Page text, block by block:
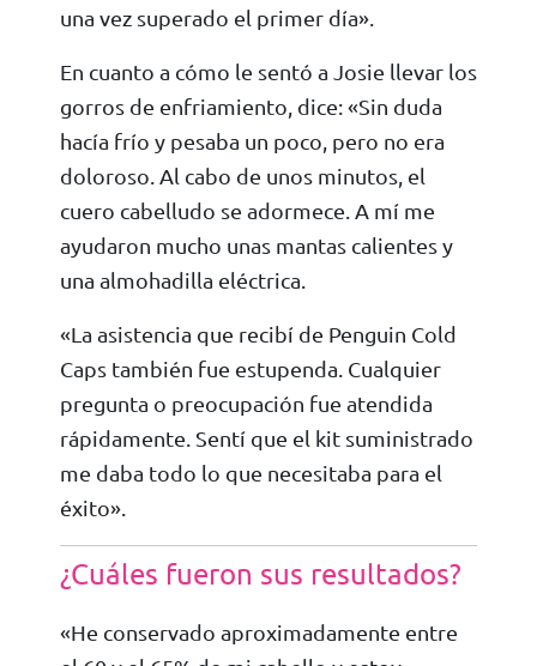
una vez superado el primer día».
En cuanto a cómo le sentó a Josie llevar los
gorros de enfriamiento, dice: «Sin duda
hacía frío y pesaba un poco, pero no era
doloroso. Al cabo de unos minutos, el
cuero cabelludo se adormece. A mí me
ayudaron mucho unas mantas calientes y
una almohadilla eléctrica.
«La asistencia que recibí de Penguin Cold
Caps también fue estupenda. Cualquier
pregunta o preocupación fue atendida
rápidamente. Sentí que el kit suministrado
me daba todo lo que necesitaba para el
éxito».
¿Cuáles fueron sus resultados?
«He conservado aproximadamente entre